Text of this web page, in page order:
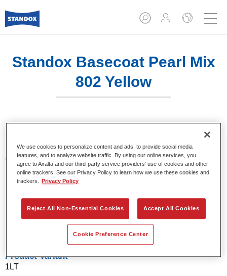
Standox Basecoat Pearl Mix
802 Yellow
Características del producto
Excelente precisión en la igualación del color.
Colores sólidos, metalizados y perlados.
Sistema de base bicapa disolvente de Standox.
Fácil de difuminar.
Product Variant
1LT
We use cookies to personalize content and ads, to provide social media
features, and to analyze website traffic. By using our online services, you
agree to Axalta and our third-party service providers’ use of cookies and other
online trackers. See our Privacy Policy to learn how we use these cookies and
trackers.
Privacy Policy
Reject All Non-Essential Cookies Accept All Cookies
Cookie Preference Center